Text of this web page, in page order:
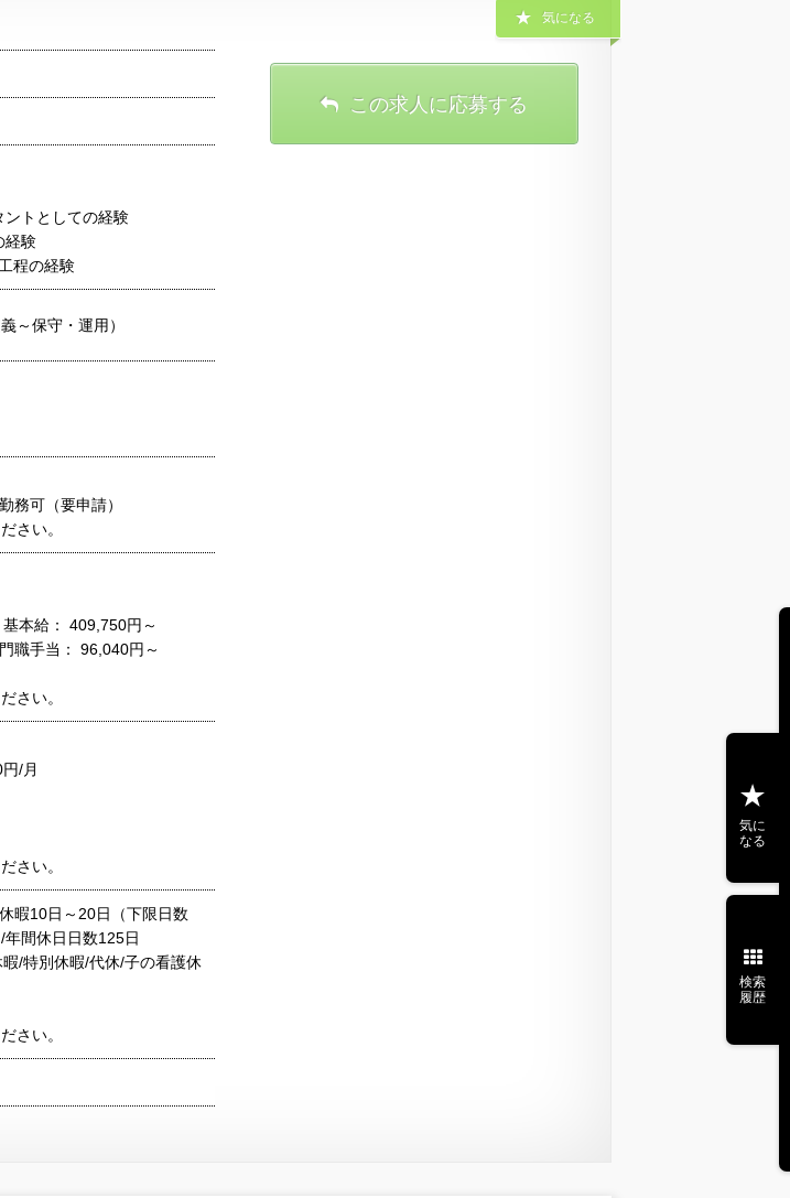
トとしての経験
経験
程の経験
～保守・運用）
務可（要申請）
さい。
本給： 409,750円～
職手当： 96,040円～
さい。
/月
さい。
暇10日～20日（下限日数
間休日日数125日
/特別休暇/代休/子の看護休
さい。
気になる
この求人に応募する
気に
なる
検索
履歴